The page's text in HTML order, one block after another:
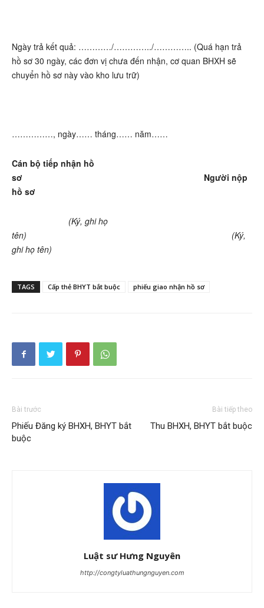
Ngày trả kết quả: …………/…………../………….. (Quá hạn trả
hồ sơ 30 ngày, các đơn vị chưa đến nhận, cơ quan BHXH sẽ
chuyển hồ sơ này vào kho lưu trữ)
……………, ngày…… tháng…… năm……
Cán bộ tiếp nhận hồ
sơ Người nộp
hồ sơ
(Ký, ghi họ
tên) (Ký,
ghi họ tên)
TAGS Cấp thẻ BHYT bắt buộc phiếu giao nhận hồ sơ
Bài trước
Phiếu Đăng ký BHXH, BHYT bắt
buộc
Bài tiếp theo
Thu BHXH, BHYT bắt buộc
Luật sư Hưng Nguyên
http://congtyluathungnguyen.com